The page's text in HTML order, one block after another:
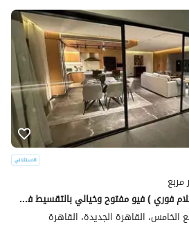
استاند الون شقه للبيع ( استلام فوري ) فيو مفتوح وخيالي بالتقسيط في كمبوند ديستركت 5 في التجمع الخامس بجوار نيو قطاميه